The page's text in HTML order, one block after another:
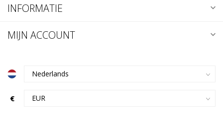
INFORMATIE
MIJN ACCOUNT
€